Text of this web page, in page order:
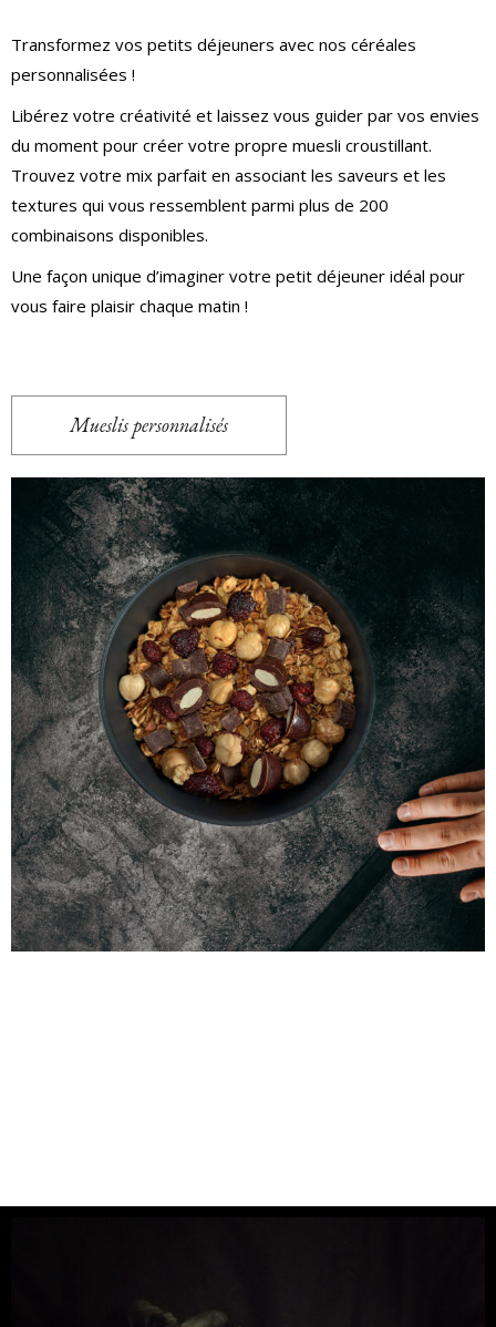
Transformez vos petits déjeuners avec nos céréales
personnalisées !
Libérez votre créativité et laissez vous guider par vos envies
du moment pour créer votre propre muesli croustillant.
Trouvez votre mix parfait en associant les saveurs et les
textures qui vous ressemblent parmi plus de 200
combinaisons disponibles.
Une façon unique d’imaginer votre petit déjeuner idéal pour
vous faire plaisir chaque matin !
Mueslis personnalisés